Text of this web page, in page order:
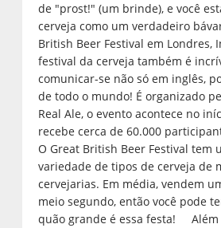
de "prost!" (um brinde), e você
cerveja como um verdadeiro
British Beer Festival em
festival da cerveja também é
comunicar-se não só em inglês,
de todo o mundo! É organizado
Real Ale, o evento acontece no
recebe cerca de 60.000
O Great British Beer Festival tem
variedade de tipos de cerveja de
cervejarias. Em média, vendem
meio segundo, então você pode
quão grande é essa festa! Além